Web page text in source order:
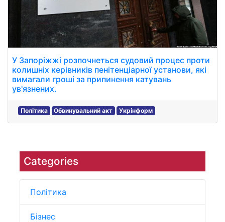
Categories
Політика
Бізнес
У Запоріжжі розпочнеться судовий процес проти
колишніх керівників пенітенціарної установи, які
вимагали гроші за припинення катувань
ув'язнених.
Політика Обвинувальний акт Укрінформ